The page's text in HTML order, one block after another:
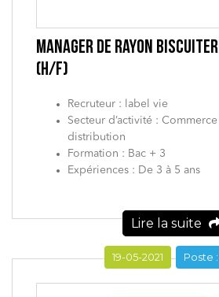
MANAGER DE RAYON
(H/F)
Recruteur : label vie
Secteur d’activité :
distribution
Formation : Bac + 3
Expériences : De 3 à 5 ans
Lire la suite
Poste :
19-05-2021